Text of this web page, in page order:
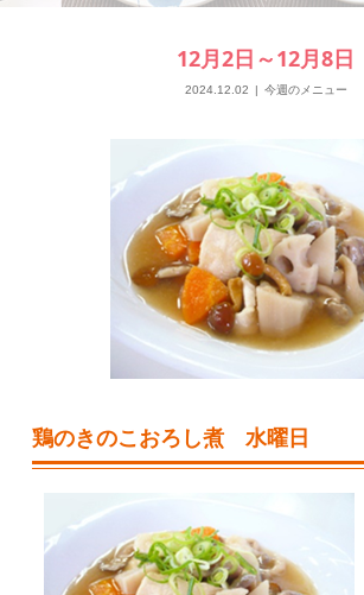
12月2日～12月8日
2024.12.02 今週のメニュー
鶏のきのこおろし煮 水曜日